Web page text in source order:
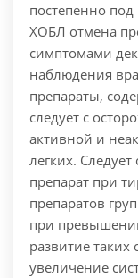
постепенно
ХОБЛ отмена
симптомами
наблюдения
препараты,
следует с
активной и
легких.
препарат при
препаратов
при
развитие таких
увеличение